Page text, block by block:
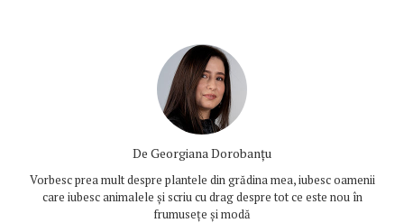
De Georgiana Dorobanțu
Vorbesc prea mult despre plantele din grădina mea, iubesc oamenii
care iubesc animalele și scriu cu drag despre tot ce este nou în
frumusețe și modă